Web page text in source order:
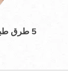
5 طرق طبيعية للتخلص من تصبغ الجلد نهائيا